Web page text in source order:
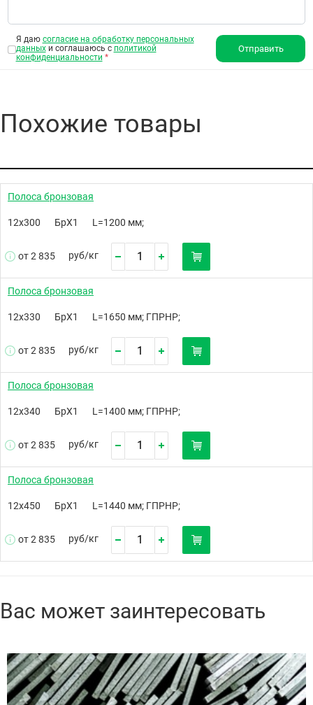
Я даю согласие на обработку персональных
данныхи соглашаюсь с политикой
конфиденциальности *
Отправить
Похожие товары
Полоса бронзовая
12х300 БрХ1 L=1200 мм;
от 2 835 руб/кг
Полоса бронзовая
12х330 БрХ1 L=1650 мм; ГПРНР;
от 2 835 руб/кг
Полоса бронзовая
12х340 БрХ1 L=1400 мм; ГПРНР;
от 2 835 руб/кг
Полоса бронзовая
12х450 БрХ1 L=1440 мм; ГПРНР;
от 2 835 руб/кг
Вас может заинтересовать